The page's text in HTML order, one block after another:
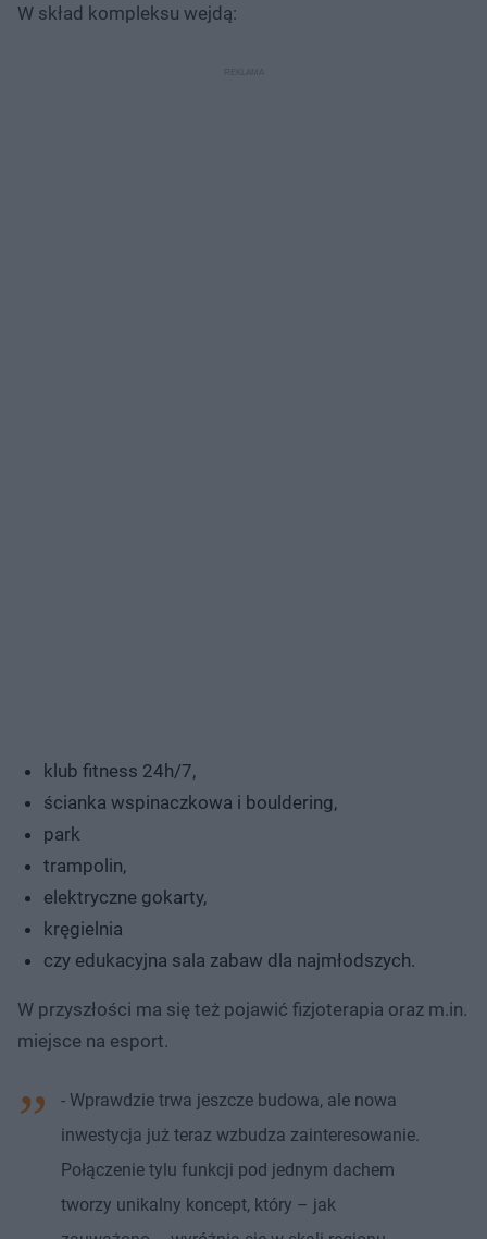
W skład kompleksu wejdą:
klub fitness 24h/7,
ścianka wspinaczkowa i bouldering,
park
trampolin,
elektryczne gokarty,
kręgielnia
czy edukacyjna sala zabaw dla najmłodszych.
W przyszłości ma się też pojawić fizjoterapia oraz m.in.
miejsce na esport.
- Wprawdzie trwa jeszcze budowa, ale nowa
inwestycja już teraz wzbudza zainteresowanie.
Połączenie tylu funkcji pod jednym dachem
tworzy unikalny koncept, który – jak